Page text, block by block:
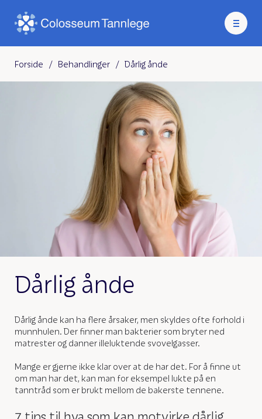
Forside / Behandlinger / Dårlig ånde
Dårlig ånde
Dårlig ånde kan ha flere årsaker, men skyldes ofte forhold i
munnhulen. Der finner man bakterier som bryter ned
matrester og danner illeluktende svovelgasser.
Mange er gjerne ikke klar over at de har det. For å finne ut
om man har det, kan man for eksempel lukte på en
tanntråd som er brukt mellom de bakerste tennene.